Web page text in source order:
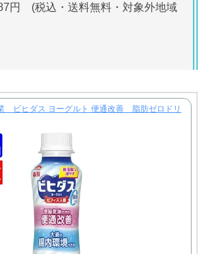
円 (税込・送料無料・対象外地域
ビヒダス ヨーグルト 便通改善 脂肪ゼロドリ